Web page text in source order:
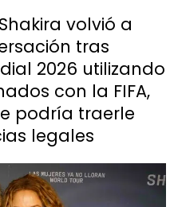
volvió a
tras
2026 utilizando
con la FIFA,
podría traerle
legales